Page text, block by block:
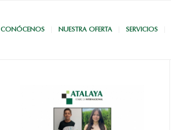
CONÓCENOS NUESTRA OFERTA SERVICIOS